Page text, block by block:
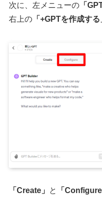
次に、左メニューの「
右上の「+GPTを作成する
「Create」 と 「Configure